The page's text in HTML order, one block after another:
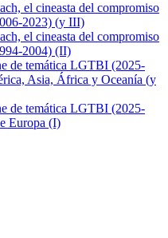
el cineasta del compromiso
2023) (y III)
el cineasta del compromiso
2004) (II)
de temática LGTBI (2025-
Asia, África y Oceanía (y
de temática LGTBI (2025-
Europa (I)